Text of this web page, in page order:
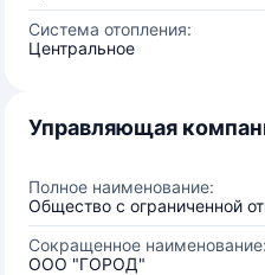
Система отопления:
Центральное
Управляющая
Полное наименование:
Общество с ограниченной
Сокращенное наименование:
ООО "ГОРОД"